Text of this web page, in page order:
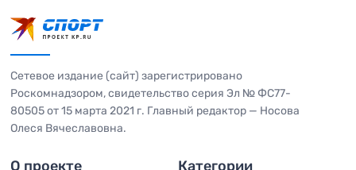
Сетевое издание (сайт) зарегистрировано
Роскомнадзором, свидетельство серия Эл № ФС77-
80505 от 15 марта 2021 г. Главный редактор — Носова
Олеся Вячеславовна.
О проекте Категории